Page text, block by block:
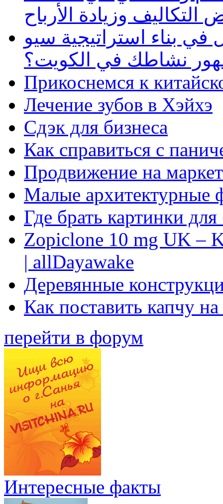
وزيادة الأرباح
بناء استراتيجية سيو
نشاطك في الكويت؟
Прикоснемся к
Лечение зубов в Хэйхэ
Сдэк для бизнеса
Как справиться с
Продвижение на
Малые архитектурные
Где брать картинки
Zopiclone 10 mg UK –
| allDayawake
Деревянные
Как поставить капчу
перейти в форум
Интересные факты